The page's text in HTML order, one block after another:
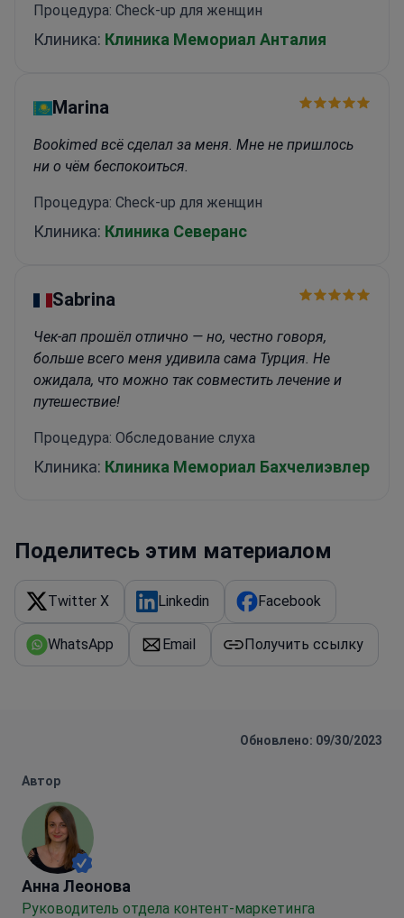
Процедура: Check-up для женщин
Клиника: Клиника Мемориал Анталия
Marina
Bookimed всё сделал за меня. Мне не пришлось
ни о чём беспокоиться.
Процедура: Check-up для женщин
Клиника: Клиника Северанс
Sabrina
Чек-ап прошёл отлично — но, честно говоря,
больше всего меня удивила сама Турция. Не
ожидала, что можно так совместить лечение и
путешествие!
Процедура: Обследование слуха
Клиника: Клиника Мемориал Бахчелиэвлер
Поделитесь этим материалом
Twitter X Linkedin Facebook
WhatsApp Email Получить ссылку
Обновлено: 09/30/2023
Автор
Анна Леонова
Анна Леонова
Руководитель отдела контент-маркетинга